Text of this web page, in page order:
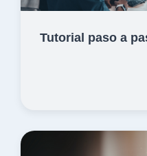
Tutorial paso a